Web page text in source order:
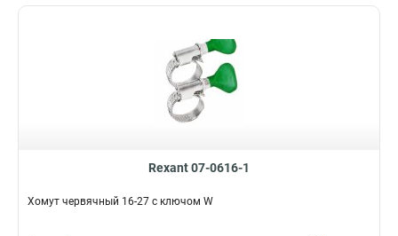
Rexant 07-0616-1
Хомут червячный 16-27 с ключом W